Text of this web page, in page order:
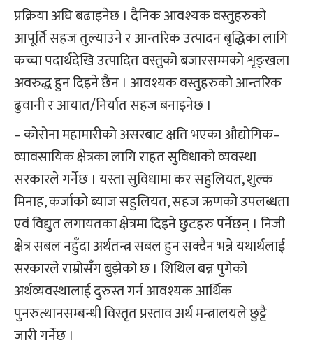
प्रक्रिया अघि बढाइनेछ । दैनिक आवश्यक वस्तुहरुको
आपूर्ति सहज तुल्याउने र आन्तरिक उत्पादन बृद्धिका लागि
कच्चा पदार्थदेखि उत्पादित वस्तुको बजारसम्मको शृङ्खला
अवरुद्ध हुन दिइने छैन । आवश्यक वस्तुहरुको आन्तरिक
ढुवानी र आयात/निर्यात सहज बनाइनेछ ।
– कोरोना महामारीको असरबाट क्षति भएका औद्योगिक–
व्यावसायिक क्षेत्रका लागि राहत सुविधाको व्यवस्था
सरकारले गर्नेछ । यस्ता सुविधामा कर सहुलियत, शुल्क
मिनाह, कर्जाको ब्याज सहुलियत, सहज ऋणको उपलब्धता
एवं विद्युत लगायतका क्षेत्रमा दिइने छुटहरु पर्नेछन् । निजी
क्षेत्र सबल नहुँदा अर्थतन्त्र सबल हुन सक्दैन भन्ने यथार्थलाई
सरकारले राम्रोसँग बुझेको छ । शिथिल बन्न पुगेको
अर्थव्यवस्थालाई दुरुस्त गर्न आवश्यक आर्थिक
पुनरुत्थानसम्बन्धी विस्तृत प्रस्ताव अर्थ मन्त्रालयले छुट्टै
जारी गर्नेछ ।